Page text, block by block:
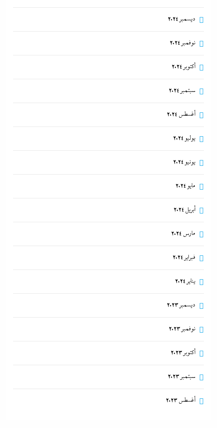
ديسمبر 2024
نوفمبر 2024
أكتوبر 2024
سبتمبر 2024
أغسطس 2024
يوليو 2024
يونيو 2024
مايو 2024
أبريل 2024
مارس 2024
فبراير 2024
يناير 2024
ديسمبر 2023
نوفمبر 2023
أكتوبر 2023
سبتمبر 2023
أغسطس 2023